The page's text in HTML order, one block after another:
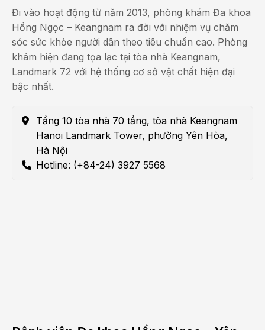
Đi vào hoạt động từ năm 2013, phòng khám Đa khoa
Hồng Ngọc – Keangnam ra đời với nhiệm vụ chăm
sóc sức khỏe người dân theo tiêu chuẩn cao. Phòng
khám hiện đang tọa lạc tại tòa nhà Keangnam,
Landmark 72 với hệ thống cơ sở vật chất hiện đại
bậc nhất.
Tầng 10 tòa nhà 70 tầng, tòa nhà Keangnam
Hanoi Landmark Tower, phường Yên Hòa,
Hà Nội
Hotline: (+84-24) 3927 5568